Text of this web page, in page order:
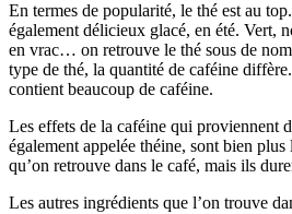
En termes de popularité, le thé est au
également délicieux glacé, en été. Vert,
en vrac… on retrouve le thé sous de
type de thé, la quantité de caféine
contient beaucoup de caféine.
Les effets de la caféine qui proviennent
également appelée théine, sont bien
qu’on retrouve dans le café, mais ils
Les autres ingrédients que l’on trouve